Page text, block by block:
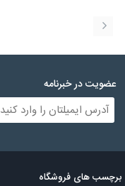
عضویت در خبرنامه
برچسب های فروشگاه